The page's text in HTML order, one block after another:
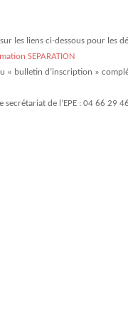
les liens ci-dessous pour les
SEPARATION
« bulletin d’inscription »
de l’EPE : 04 66 29